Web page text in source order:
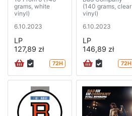
grams, white
vinyl)
6.10.2023
LP
127,89 zł
72H
(140 grams, clear
vinyl)
6.10.2023
LP
146,89 zł
72H